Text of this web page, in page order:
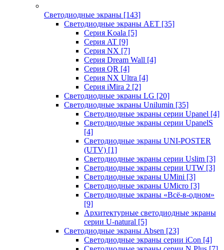
Светодиодные экраны [143]
Светодиодные экраны AET [35]
Cерия Koala [5]
Серия AT [9]
Серия NX [7]
Серия Dream Wall [4]
Серия QR [4]
Серия NX Ultra [4]
Серия iMira 2 [2]
Светодиодные экраны LG [20]
Светодиодные экраны Unilumin [35]
Светодиодные экраны серии Upanel [4]
Светодиодные экраны серии UpanelS
[4]
Светодиодные экраны UNI-POSTER
(UTV) [1]
Светодиодные экраны серии Uslim [3]
Светодиодные экраны серии UTW [3]
Светодиодные экраны UMini [3]
Светодиодные экраны UMicro [3]
Светодиодные экраны «Всё-в-одном»
[9]
Архитектурные светодиодные экраны
серии U-natural [5]
Светодиодные экраны Absen [23]
Светодиодные экраны серии iCon [4]